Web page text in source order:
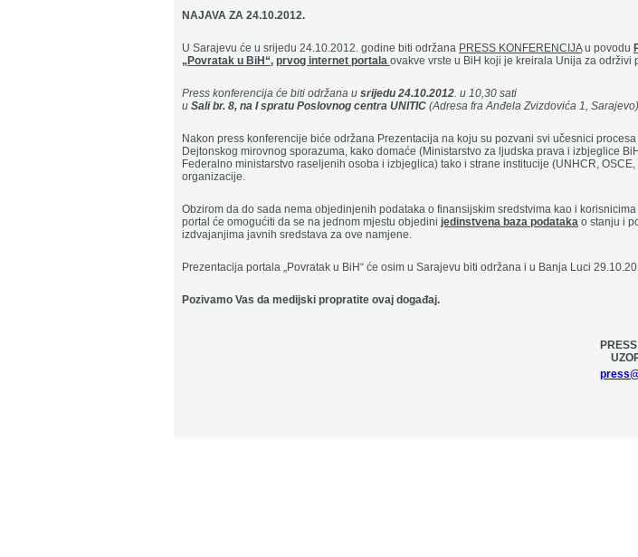
NAJAVA ZA 24.10.2012.
U Sarajevu će u srijedu 24.10.2012. godine biti održana PRESS KONFERENCIJAu povodu
„Povratak u BiH“, prvog internet portala ovakve vrste u BiH koji je kreirala Unija za održivi
Press konferencija će biti održana u srijedu 24.10.2012. u 10,30 sati
u Sali br. 8, na I spratu Poslovnog centra UNITIC (Adresa fra Anđela Zvizdovića 1, Sarajevo)
Nakon press konferencije biće održana Prezentacija na koju su pozvani svi učesnici
Dejtonskog mirovnog sporazuma, kako domaće (Ministarstvo za ljudska prava i izbjeglice
Federalno ministarstvo raseljenih osoba i izbjeglica) tako i strane institucije (UNHCR,
organizacije.
Obzirom da do sada nema objedinjenih podataka o finansijskim sredstvima kao i
portal će omogućiti da se na jednom mjestu objedini jedinstvena baza podataka o stanju i
izdvajanjima javnih sredstava za ove namjene.
Prezentacija portala „Povratak u BiH“ će osim u Sarajevu biti održana i u Banja Luci
Pozivamo Vas da medijski propratite ovaj događaj.
PRESS
UZOPI